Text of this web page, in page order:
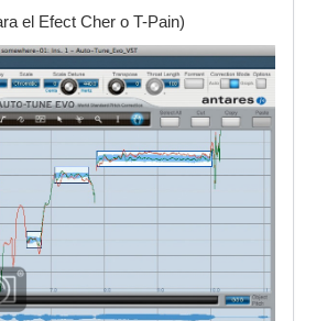
el Efect Cher o T-Pain)